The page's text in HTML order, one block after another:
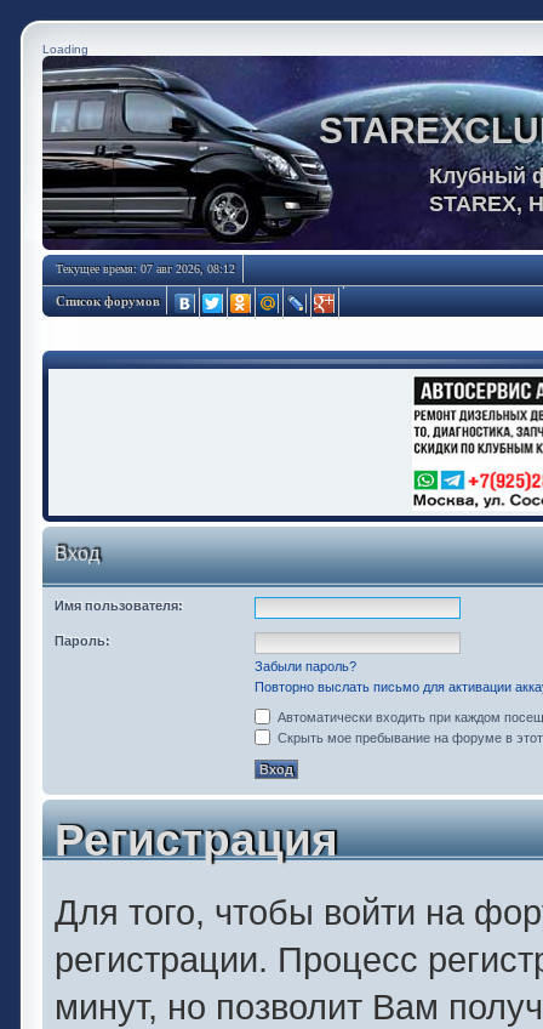
Loading
Клубный
STAREX,
Текущее время: 07 авг 2026, 08:12
Список форумов
Вход
Имя пользователя:
Пароль:
Забыли пароль?
Повторно выслать письмо для активации
Автоматически входить при каждом
Скрыть мое пребывание на форуме в
Регистрация
Для того, чтобы войти на
регистрации. Процесс
минут, но позволит Вам